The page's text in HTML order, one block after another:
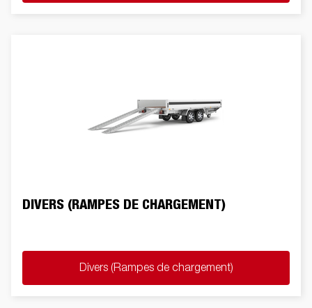
DIVERS (RAMPES DE CHARGEMENT)
Divers (Rampes de chargement)